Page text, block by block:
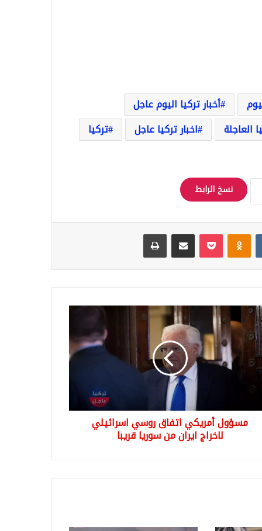
أخبار تركيا اليوم عاجل
العاجلة
اخبار تركيا عاجل تركيا
نسخ الرابط
Odnoklassniki
‫Pocket مشاركة عبر البريد طباعة
مسؤول أمريكي اتفاق روسي اسرائيلي
لاخراج ايران من سوريا قريبا